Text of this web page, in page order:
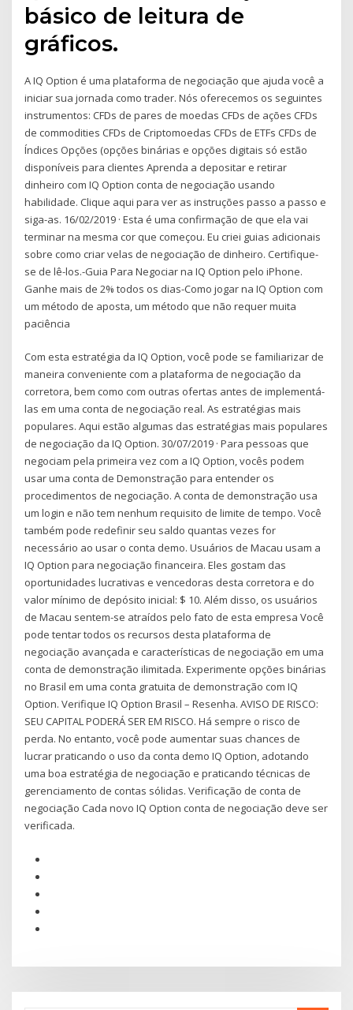
básico de leitura de
gráficos.
A IQ Option é uma plataforma de negociação que ajuda você a
iniciar sua jornada como trader. Nós oferecemos os seguintes
instrumentos: CFDs de pares de moedas CFDs de ações CFDs
de commodities CFDs de Criptomoedas CFDs de ETFs CFDs de
Índices Opções (opções binárias e opções digitais só estão
disponíveis para clientes Aprenda a depositar e retirar
dinheiro com IQ Option conta de negociação usando
habilidade. Clique aqui para ver as instruções passo a passo e
siga-as. 16/02/2019 · Esta é uma confirmação de que ela vai
terminar na mesma cor que começou. Eu criei guias adicionais
sobre como criar velas de negociação de dinheiro. Certifique-
se de lê-los.-Guia Para Negociar na IQ Option pelo iPhone.
Ganhe mais de 2% todos os dias-Como jogar na IQ Option com
um método de aposta, um método que não requer muita
paciência
Com esta estratégia da IQ Option, você pode se familiarizar de
maneira conveniente com a plataforma de negociação da
corretora, bem como com outras ofertas antes de implementá-
las em uma conta de negociação real. As estratégias mais
populares. Aqui estão algumas das estratégias mais populares
de negociação da IQ Option. 30/07/2019 · Para pessoas que
negociam pela primeira vez com a IQ Option, vocês podem
usar uma conta de Demonstração para entender os
procedimentos de negociação. A conta de demonstração usa
um login e não tem nenhum requisito de limite de tempo. Você
também pode redefinir seu saldo quantas vezes for
necessário ao usar o conta demo. Usuários de Macau usam a
IQ Option para negociação financeira. Eles gostam das
oportunidades lucrativas e vencedoras desta corretora e do
valor mínimo de depósito inicial: $ 10. Além disso, os usuários
de Macau sentem-se atraídos pelo fato de esta empresa Você
pode tentar todos os recursos desta plataforma de
negociação avançada e características de negociação em uma
conta de demonstração ilimitada. Experimente opções binárias
no Brasil em uma conta gratuita de demonstração com IQ
Option. Verifique IQ Option Brasil – Resenha. AVISO DE RISCO:
SEU CAPITAL PODERÁ SER EM RISCO. Há sempre o risco de
perda. No entanto, você pode aumentar suas chances de
lucrar praticando o uso da conta demo IQ Option, adotando
uma boa estratégia de negociação e praticando técnicas de
gerenciamento de contas sólidas. Verificação de conta de
negociação Cada novo IQ Option conta de negociação deve ser
verificada.